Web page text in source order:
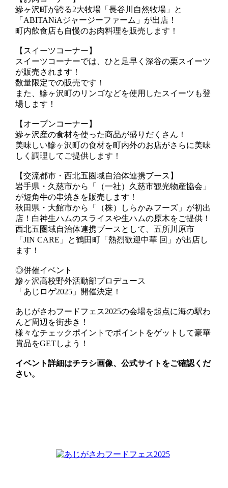
鰺ヶ沢町が誇る2大牧場「長谷川自然牧場」と
「ABITANiAジャージーファーム」が出店！
町内飲食店も自慢のお肉料理を販売します！
【スイーツコーナー】
スイーツコーナーでは、ひと足早く深谷の栗スイーツ
が販売されます！
数量限定での販売です！
また、鰺ヶ沢町のリンゴなどを使用したスイーツも登
場します！
【オープンコーナー】
鰺ヶ沢産の食材を使った商品が盛りだくさん！
美味しい鰺ヶ沢町の食材を町内外のお店がさらに美味
しく調理してご提供します！
【交流都市・西北五圏域自治体連携ブース】
岩手県・久慈市から「（一社）久慈市観光物産協会」
が短角牛の串焼きを販売します！
秋田県・大館市から「（株）しらかみフーズ」が初出
店！白神生ハムのスライスや生ハムの原木をご提供！
西北五圏域自治体連携ブースとして、五所川原市
「JIN CARE」と鶴田町「熱烈歓迎中華 回」が出店し
ます！
◎併催イベント
鰺ヶ沢高校野外活動部プロデュース
「あじロゲ2025」開催決定！
あじがさわフードフェス2025の会場を起点に海の駅わ
んど周辺を街歩き！
様々なチェックポイントでポイントをゲットして豪華
賞品をGETしよう！
イベント詳細はチラシ画像、公式サイトをご確認くだ
さい。